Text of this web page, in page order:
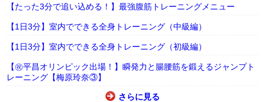
【たった3分で追い込める！】最強腹筋トレーニングメニュー
【1日3分】室内でできる全身トレーニング（中級編）
【1日3分】室内でできる全身トレーニング（初級編）
【㊗平昌オリンピック出場！】瞬発力と腸腰筋を鍛えるジャンプト
レーニング【梅原玲奈③】
さらに見る